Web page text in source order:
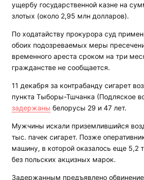
ущербу государственной казне на
злотых (около 2,95 млн долларов).
По ходатайству прокурора суд
обоих подозреваемых меры
временного ареста сроком на три
гражданстве не сообщается.
11 декабря за контрабанду сигарет
пункта Тыборы-Тшчанка (Подляское
задержаны белорусы 29 и 47 лет.
Мужчины искали приземлившийся
тыс. пачек сигарет. Позже
машину, в которой оказалось еще 5,2
без польских акцизных марок.
Задержанным предъявлено обвинение